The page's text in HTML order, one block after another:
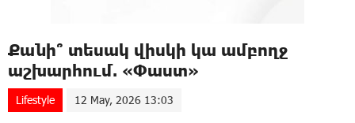
Քանի՞ տեսակ վիսկի կա ամբողջ
աշխարհում. «Փաստ»
Lifestyle 12 May, 2026 13:03